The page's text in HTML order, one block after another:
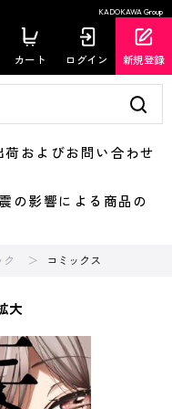
KADOKAWA Group
カート ログイン 新規登録
およびお問い合わせ
影響による商品の
ク コミックス
大